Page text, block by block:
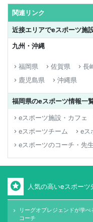
関連リンク
近接エリアでeスポーツ施
九州・沖縄
keyboard_arrow_right 福岡県 keyboard_arrow_right 佐賀県 keyboard_arrow_right 長
keyboard_arrow_right 鹿児島県 keyboard_arrow_right 沖縄県
福岡県のeスポーツ情報一
keyboard_arrow_right eスポーツ施設・カフェ
keyboard_arrow_right eスポーツチーム keyboard_arrow_right eス
keyboard_arrow_right eスポーツのコーチ・先生
stars 人気の高いeスポーツ
keyboard_arrow_right
リーグオブレジェンドが学べ
コーチ